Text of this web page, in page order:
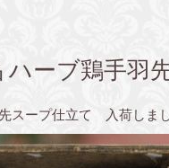
ハーブ鶏手羽
スープ仕立て 入荷しまし